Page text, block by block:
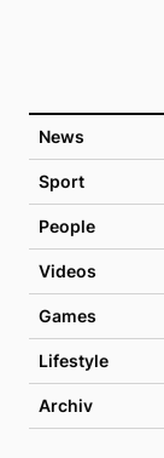
News
Sport
People
Videos
Games
Lifestyle
Archiv